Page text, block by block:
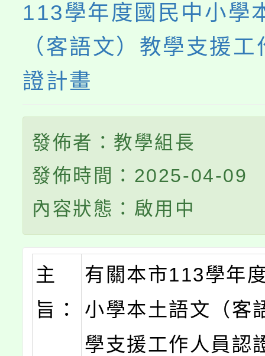
系所師生報名參加。
113學年度國民中小學
（客語文）教學支援
證計畫
發佈者：教學組長
發佈時間：2025-04-09
內容狀態：啟用中
主
旨：
有關本市113學年
小學本土語文（客
學支援工作人員認